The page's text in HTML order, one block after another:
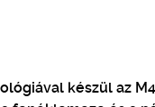
készül az